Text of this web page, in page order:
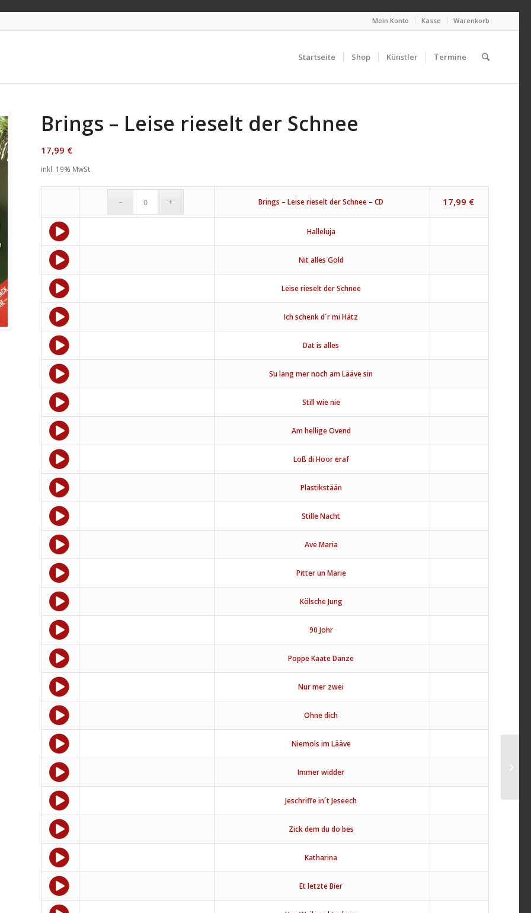
Mein Konto Kasse Warenkorb
Startseite Shop Künstler Termine
Brings – Leise rieselt der Schnee
17,99 €
inkl. 19% MwSt.
Brings – Leise rieselt der Schnee – CD 17,99 €
Halleluja
Nit alles Gold
Leise rieselt der Schnee
Ich schenk d´r mi Hätz
Dat is alles
Su lang mer noch am Lääve sin
Still wie nie
Am hellige Ovend
Loß di Hoor eraf
Plastikstään
Stille Nacht
Ave Maria
Pitter un Marie
Kölsche Jung
90 Johr
Poppe Kaate Danze
Nur mer zwei
Ohne dich
Niemols im Lääve
Immer widder
Jeschriffe in´t Jeseech
Zick dem du do bes
Katharina
Et letzte Bier